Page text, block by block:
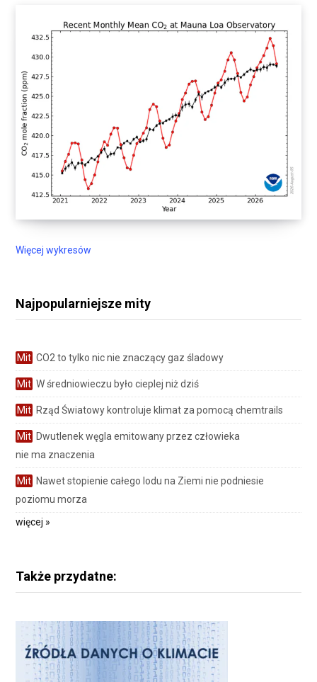
Więcej wykresów
Najpopularniejsze mity
Mit CO2 to tylko nic nie znaczący gaz śladowy
Mit W średniowieczu było cieplej niż dziś
Mit Rząd Światowy kontroluje klimat za pomocą chemtrails
Mit Dwutlenek węgla emitowany przez człowieka
nie ma znaczenia
Mit Nawet stopienie całego lodu na Ziemi nie podniesie
poziomu morza
więcej »
Także przydatne: